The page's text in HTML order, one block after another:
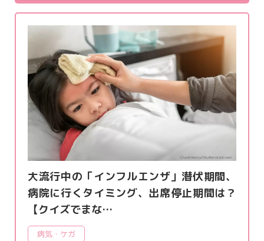
大流行中の「インフルエンザ」潜伏期間、
病院に行くタイミング、出席停止期間は？
【クイズでまな…
病気・ケガ